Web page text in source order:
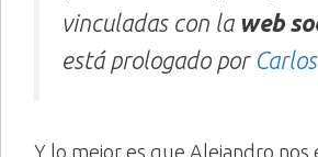
vinculadas con la web
está prologado por
Y lo mejor es que Alejandro nos